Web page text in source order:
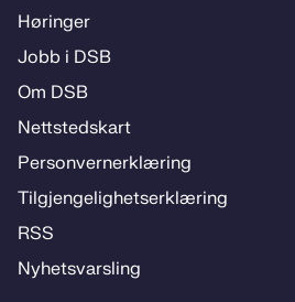
Hø­rin­­ger
Jobb i DSB
Om DSB
Nett­steds­­kart
Per­­son­ver­n­er­klæ­­ring
Til­­­gjen­­ge­­lig­hets­­er­klæ­­ring
RSS
Ny­hets­­vars­­ling